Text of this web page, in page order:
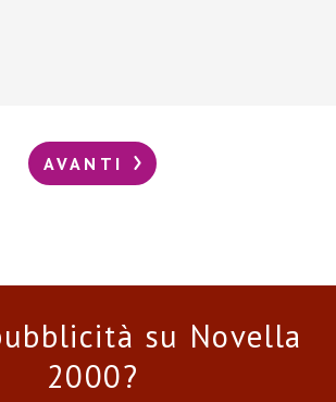
AVANTI
su Novella
2000?